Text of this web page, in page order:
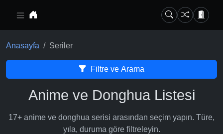
Anasayfa Seriler
Filtre ve Arama
Anime ve Donghua Listesi
17+ anime ve donghua serisi arasından seçim yapın. Türe,
yıla, duruma göre filtreleyin.